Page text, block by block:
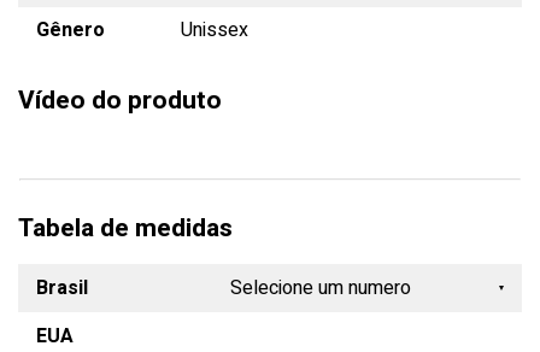
Gênero
Unissex
Vídeo do produto
Tabela de medidas
Brasil
EUA
Selecione um numero